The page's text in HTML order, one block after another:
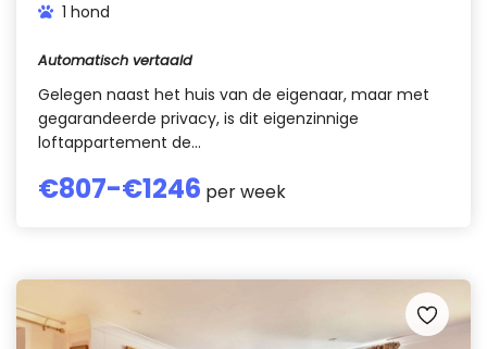
1 hond
Automatisch vertaald
Gelegen naast het huis van de eigenaar, maar met
gegarandeerde privacy, is dit eigenzinnige
loftappartement de...
€807-€1246 per week